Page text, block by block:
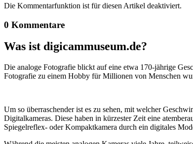
Die Kommentarfunktion ist für diesen Artikel deaktiviert.
0 Kommentare
Was ist digicammuseum.de?
Die analoge Fotografie blickt auf eine etwa 170-jährige
Fotografie zu einem Hobby für Millionen von Menschen
Um so überraschender ist es zu sehen, mit welcher
Digitalkameras. Diese haben in kürzester Zeit eine
Spiegelreflex- oder Kompaktkamera durch ein digitales